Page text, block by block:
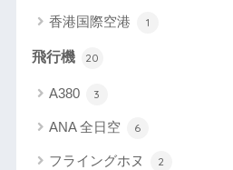
香港国際空港 1
飛行機 20
A380 3
ANA 全日空 6
フライングホヌ 2